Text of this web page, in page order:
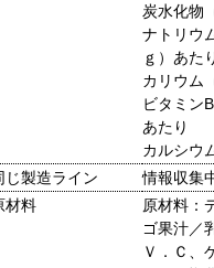
炭水化物
ナトリウ
ｇ）あた
カリウム
ビタミン
あたり
カルシウ
じ製造ライン
情報収集
材料
原材料：
ゴ果汁／
Ｖ．Ｃ、